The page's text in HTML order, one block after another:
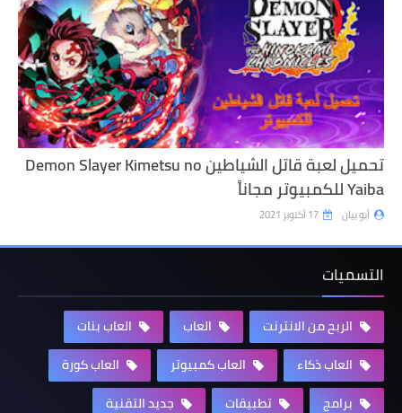
تحميل لعبة قاتل الشياطين Demon Slayer Kimetsu no
Yaiba للكمبيوتر مجاناً
أبو بيان 17 أكتوبر 2021
التسميات
الربح من الانترنت العاب
العاب بنات
العاب ذكاء
العاب كمبيوتر
العاب كورة
برامج
تطبيقات جديد التقنية